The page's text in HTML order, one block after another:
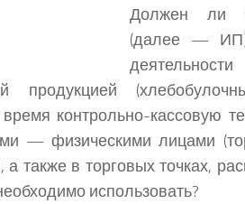
Должен ли
(далее —
продукцией
контрольно-кассовую
— физическими лицами
также в торговых точках,
использовать?